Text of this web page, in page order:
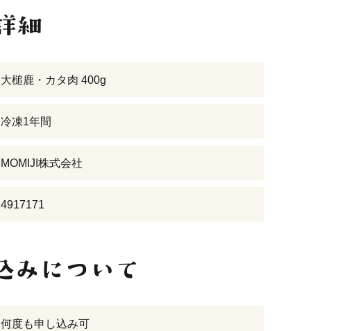
大槌鹿・カタ肉 400g
冷凍1年間
MOMIJI株式会社
4917171
何度も申し込み可